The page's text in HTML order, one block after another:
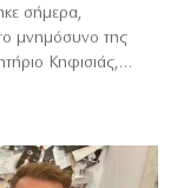
σήμερα,
μνημόσυνο της
Kηφισιάς,…